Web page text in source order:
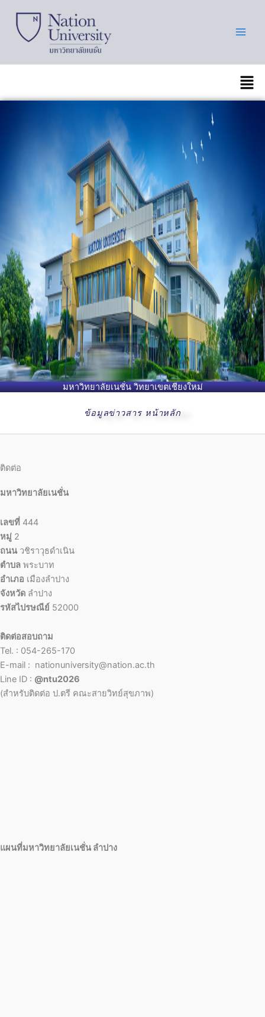
content
เมนู
มหาวิทยาลัยเนชั่น วิทยาเขตเชียงใหม่
ข้อมูลข่าวสาร หน้าหลัก
ติดต่อ
มหาวิทยาลัยเนชั่น
เลขที่ 444
หมู่ 2
ถนน วชิราวุธดำเนิน
ตำบล พระบาท
อำเภอ เมืองลำปาง
จังหวัด ลำปาง
รหัสไปรษณีย์ 52000
ติดต่อสอบถาม
Tel. : 054-265-170
E-mail : nationuniversity@nation.ac.th
Line ID : @ntu2026
(สำหรับติดต่อ ป.ตรี คณะสายวิทย์สุขภาพ)
แผนที่มหาวิทยาลัยเนชั่น ลำปาง